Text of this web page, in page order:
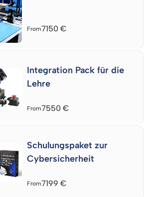
From7150€
Integration Pack für die
Lehre
From7550€
Schulungspaket zur
Cybersicherheit
From7199€